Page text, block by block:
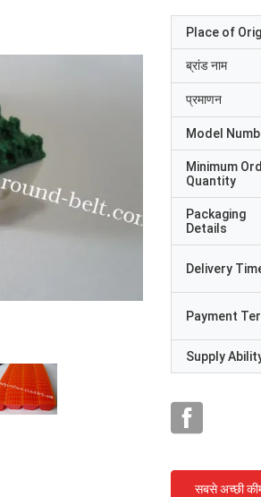
Place of
ब्रांड नाम
प्रमाणन
Model
Minimum
Quantity
Packaging
Details
Delivery
Payment
Supply
सबसे अच्छी